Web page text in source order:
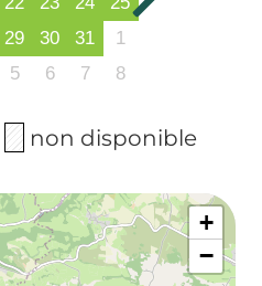
29 30 31
1
5 6 7 8
non disponible
+
−